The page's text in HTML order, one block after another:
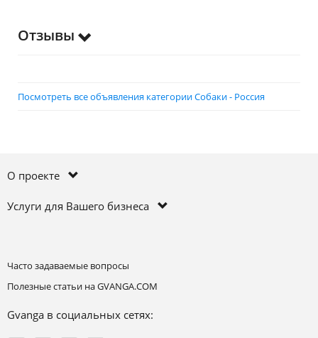
Отзывы
Посмотреть все объявления категории Собаки - Россия
О проекте
Услуги для Вашего бизнеса
Часто задаваемые вопросы
Полезные статьи на GVANGA.COM
Gvanga в социальных сетях: